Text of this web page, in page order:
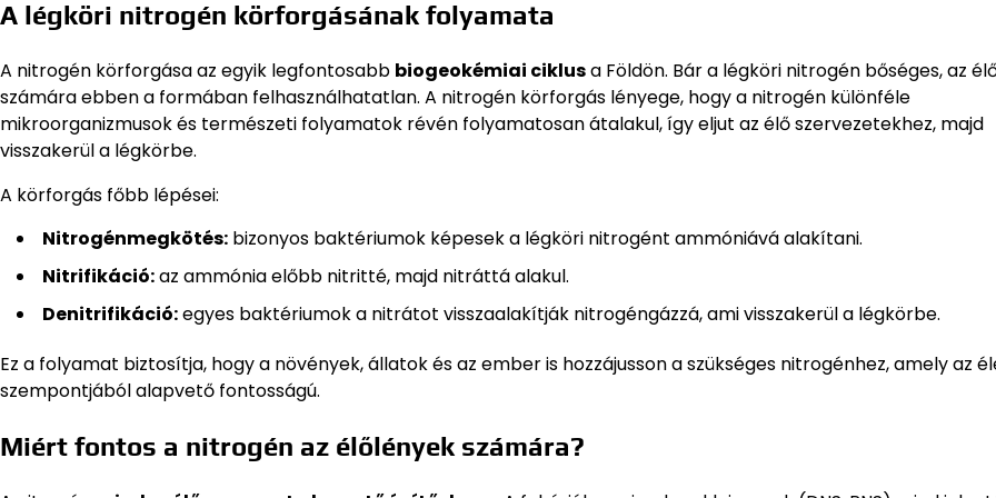
A légköri nitrogén körforgásának folyamata
A nitrogén körforgása az egyik legfontosabb biogeokémiai ciklusa Földön. Bár a légköri nitrogén bőséges, az
számára ebben a formában felhasználhatatlan. A nitrogén körforgás lényege, hogy a nitrogén különféle
mikroorganizmusok és természeti folyamatok révén folyamatosan átalakul, így eljut az élő szervezetekhez, majd
visszakerül a légkörbe.
A körforgás főbb lépései:
Nitrogénmegkötés: bizonyos baktériumok képesek a légköri nitrogént ammóniává alakítani.
Nitrifikáció:az ammónia előbb nitritté, majd nitráttá alakul.
Denitrifikáció:egyes baktériumok a nitrátot visszaalakítják nitrogéngázzá, ami visszakerül a légkörbe.
Ez a folyamat biztosítja, hogy a növények, állatok és az ember is hozzájusson a szükséges nitrogénhez, amely az
szempontjából alapvető fontosságú.
Miért fontos a nitrogén az élőlények számára?